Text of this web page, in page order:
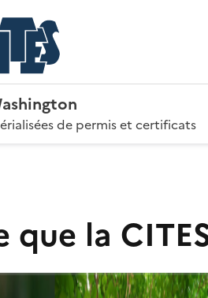
de permis et certificats
que la